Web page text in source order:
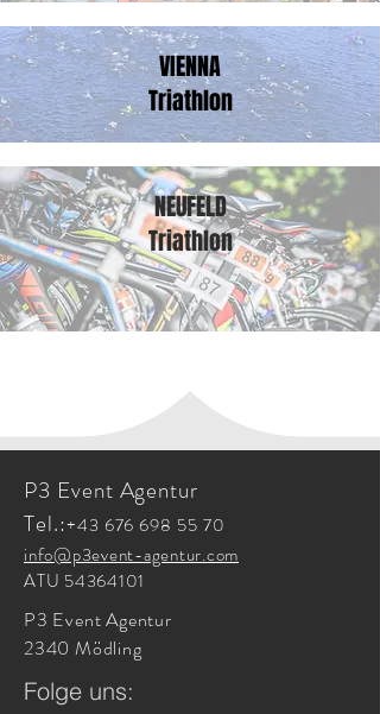
VIENNA
Triathlon
NEUFELD
Triathlon
P3 Event Agentur
Tel.:+43 676 698 55 70
info@p3event-agentur.com
ATU 54364101
P3 Event Agentur
2340 Mödling
Folge uns: